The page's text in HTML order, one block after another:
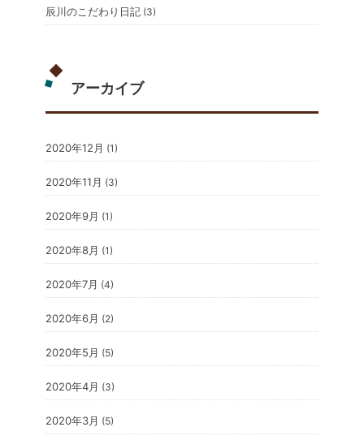
辰川のこだわり日記 (3)
アーカイブ
2020年12月 (1)
2020年11月 (3)
2020年9月 (1)
2020年8月 (1)
2020年7月 (4)
2020年6月 (2)
2020年5月 (5)
2020年4月 (3)
2020年3月 (5)